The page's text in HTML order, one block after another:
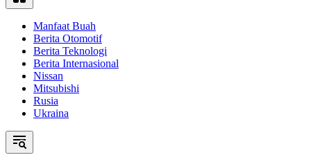
Manfaat Buah
Berita Otomotif
Berita Teknologi
Berita Internasional
Nissan
Mitsubishi
Rusia
Ukraina